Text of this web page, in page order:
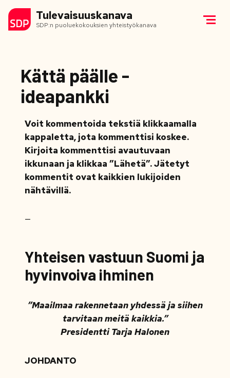
Tulevaisuuskanava
SDP:n puoluekokouksien yhteistyökanava
Kättä päälle -
ideapankki
Voit kommentoida tekstiä klikkaamalla
kappaletta, jota kommenttisi koskee.
Kirjoita kommenttisi avautuvaan
ikkunaan ja klikkaa ”Lähetä”. Jätetyt
kommentit ovat kaikkien lukijoiden
nähtävillä.
—
Yhteisen vastuun Suomi ja
hyvinvoiva ihminen
”Maailmaa rakennetaan yhdessä ja siihen
tarvitaan meitä kaikkia.”
Presidentti Tarja Halonen
JOHDANTO